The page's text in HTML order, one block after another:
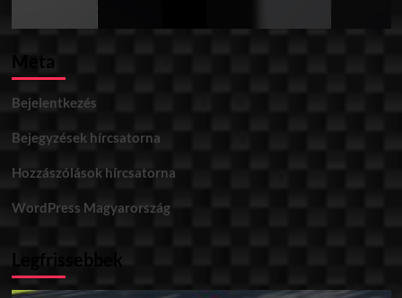
Meta
Bejelentkezés
Bejegyzések hírcsatorna
Hozzászólások hírcsatorna
WordPress Magyarország
Legfrissebbek